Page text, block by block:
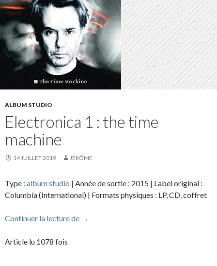
ALBUM STUDIO
Electronica 1 : the time
machine
14 JUILLET 2019 JÉRÔME
Type : album studio | Année de sortie : 2015 | Label original :
Columbia (International) | Formats physiques : LP, CD, coffret
Continuer la lecture de Electronica 1 : the time machine
→
Article lu 1078 fois